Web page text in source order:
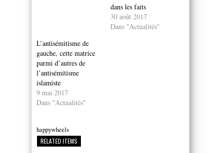
dans les faits
30 août 2017
Dans "Actualités"
L’antisémitisme de
gauche, cette matrice
parmi d’autres de
l’antisémitisme
islamiste
9 mai 2017
Dans "Actualités"
happywheels
RELATED ITEMS